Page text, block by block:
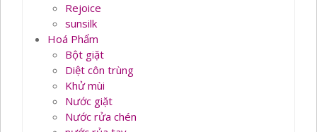
Rejoice
sunsilk
Hoá Phẩm
Bột giặt
Diệt côn trùng
Khử mùi
Nước giặt
Nước rửa chén